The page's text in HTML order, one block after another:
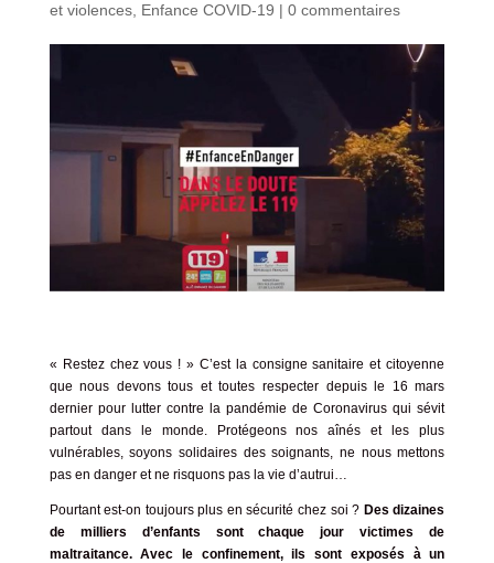
et violences, Enfance COVID-19 | 0 commentaires
« Restez chez vous ! » C’est la consigne sanitaire et citoyenne
que nous devons tous et toutes respecter depuis le 16 mars
dernier pour lutter contre la pandémie de Coronavirus qui sévit
partout dans le monde. Protégeons nos aînés et les plus
vulnérables, soyons solidaires des soignants, ne nous mettons
pas en danger et ne risquons pas la vie d’autrui…
Pourtant est-on toujours plus en sécurité chez soi ? Des dizaines
de milliers d’enfants sont chaque jour victimes de
maltraitance. Avec le confinement, ils sont exposés à un